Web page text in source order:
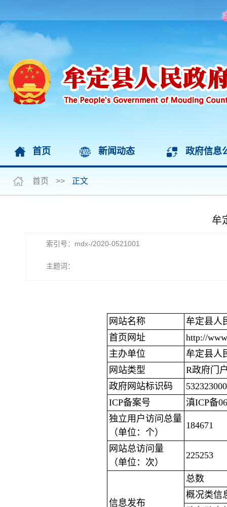
首页 新闻动态 政府信息
首页 >> 正文
牟
索引号：mdx-/2020-0521001
主题词：
网站名称
牟定县人
首页网址
http://
主办单位
牟定县人
网站类型
R政府门
政府网站标识码
ICP备案号
滇ICP备
独立用户访问总量
（单位：个）
184671
网站总访问量
（单位：次）
225253
信息发布
总数
概况类信